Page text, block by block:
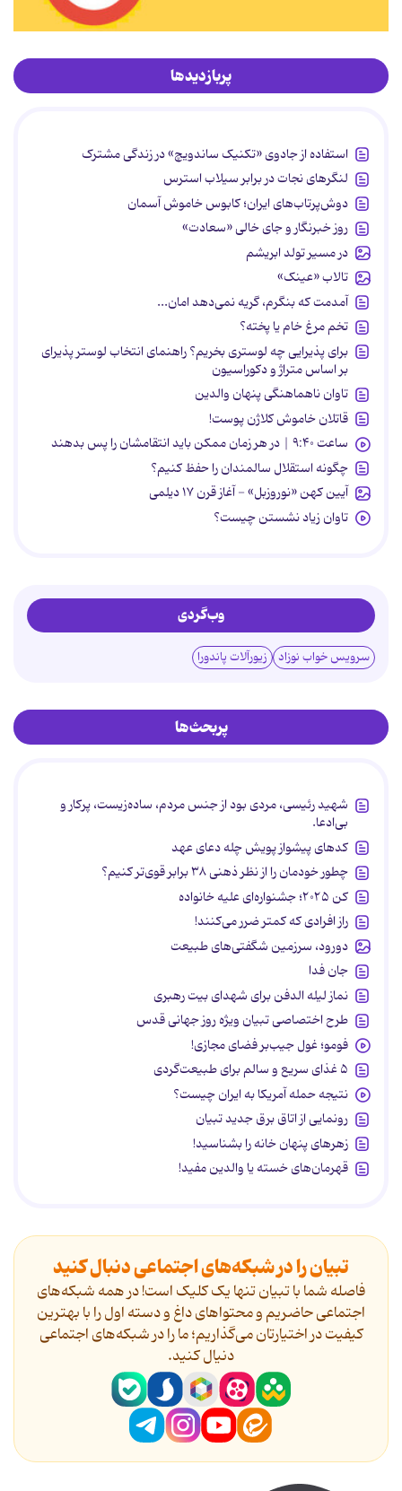
پربازدیدها
استفاده از جادوی «تکنیک ساندویچ» در زندگی مشترک
لنگرهای نجات در برابر سیلاب استرس
دوش‌پرتاب‌های ایران؛ کابوس خاموش آسمان
روز خبرنگار و جای خالی «سعادت»
در مسیر تولد ابریشم
تالاب «عینک»
آمدمت که بنگرم، گریه نمی‌دهد امان...
تخم مرغ خام یا پخته؟
برای پذیرایی چه لوستری بخریم؟ راهنمای انتخاب لوستر پذیرای
بر اساس متراژ و دکوراسیون
تاوان ناهماهنگی پنهان والدین
قاتلان خاموش کلاژن پوست!
ساعت ۹:۴۰ | در هر زمان ممکن باید انتقامشان را پس بدهند
چگونه استقلال سالمندان را حفظ کنیم؟
آیین کهن «نوروزبل» - آغاز قرن ۱۷ دیلمی
تاوان زیاد نشستن چیست؟
وب‌گردی
سرویس خواب نوزاد زیورآلات پاندورا
پربحث‌ها
شهید رئیسی، مردی بود از جنس مردم، ساده‌زیست، پرکار و
بی‌ادعا.
کدهای پیشواز پویش چله دعای عهد
چطور خودمان را از نظر ذهنی ۳۸ برابر قوی‌تر کنیم؟
کن ۲۰۲۵؛ جشنواره‌ای علیه خانواده
راز افرادی که کمتر ضرر می‌کنند!
دورود، سرزمین شگفتی‌های طبیعت
جان فدا
نماز لیله الدفن برای شهدای بیت رهبری
طرح اختصاصی تبیان ویژه روز جهانی قدس
فومو؛ غول جیب‌بر فضای مجازی!
۵ غذای سریع و سالم برای طبیعت‌گردی
نتیجه حمله آمریکا به ایران چیست؟
رونمایی از اتاق برق جدید تبیان
زهرهای پنهان خانه را بشناسید!
قهرمان‌های خسته یا والدین مفید!
تبیان را در شبکه‌های اجتماعی دنبال کنید
فاصله شما با تبیان تنها یک کلیک است! در همه شبکه‌های
اجتماعی حاضریم و محتواهای داغ و دسته اول را با بهترین
کیفیت در اختیارتان می‌گذاریم؛ ما را در شبکه‌های اجتماعی
دنیال کنید.